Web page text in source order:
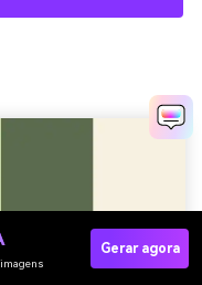
Gerar agora